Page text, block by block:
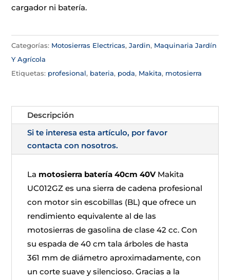
cargador ni batería.
Categorías: Motosierras Electricas,Jardin, Maquinaria Jardín
Y Agrícola
Etiquetas: profesional, bateria, poda, Makita, motosierra
Descripción
Si te interesa esta artículo, por favor
contacta con nosotros.
La motosierra batería 40cm 40VMakita
UC012GZ es una sierra de cadena profesional
con motor sin escobillas (BL) que ofrece un
rendimiento equivalente al de las
motosierras de gasolina de clase 42 cc. Con
su espada de 40 cm tala árboles de hasta
361 mm de diámetro aproximadamente, con
un corte suave y silencioso. Gracias a la